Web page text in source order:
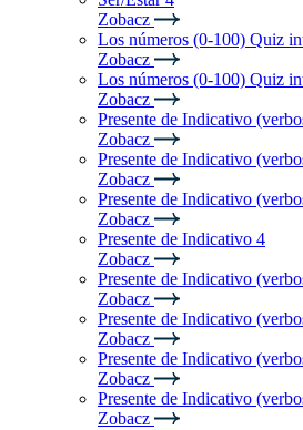
Zobacz
Los números (0-100) Quiz
Zobacz
Los números (0-100) Quiz
Zobacz
Presente de Indicativo
Zobacz
Presente de Indicativo
Zobacz
Presente de Indicativo
Zobacz
Presente de Indicativo 4
Zobacz
Presente de Indicativo
Zobacz
Presente de Indicativo
Zobacz
Presente de Indicativo
Zobacz
Presente de Indicativo
Zobacz